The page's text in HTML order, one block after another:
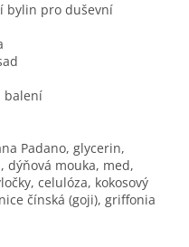
bylin pro duševní
balení
Padano, glycerin,
dýňová mouka, med,
celulóza, kokosový
čínská (goji), griffonia